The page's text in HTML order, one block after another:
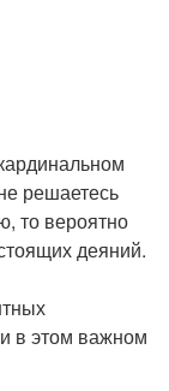
решаетесь
то вероятно
деяний.
в этом важном